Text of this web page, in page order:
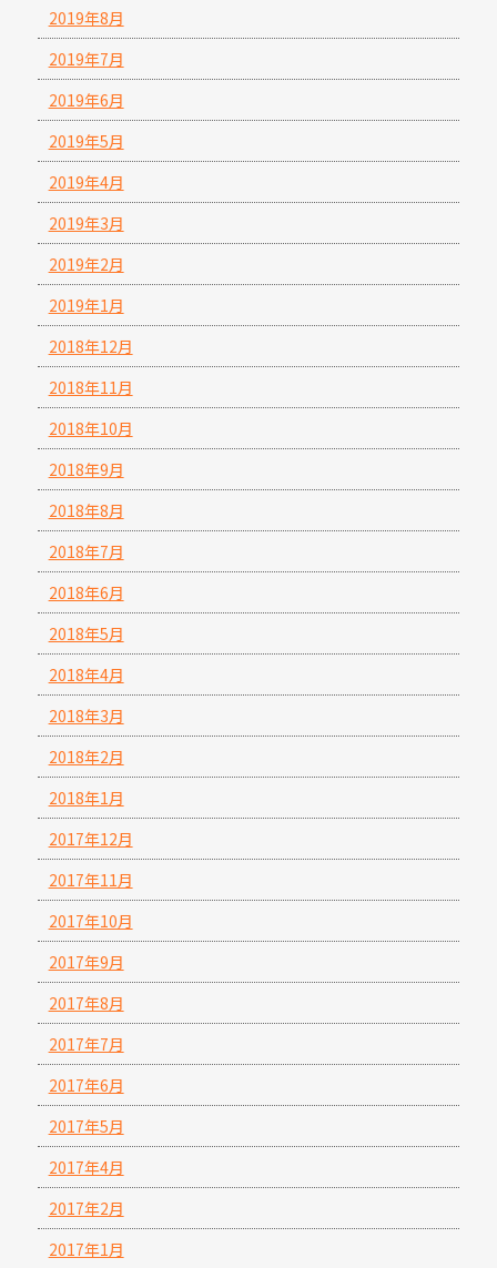
2019年8月
2019年7月
2019年6月
2019年5月
2019年4月
2019年3月
2019年2月
2019年1月
2018年12月
2018年11月
2018年10月
2018年9月
2018年8月
2018年7月
2018年6月
2018年5月
2018年4月
2018年3月
2018年2月
2018年1月
2017年12月
2017年11月
2017年10月
2017年9月
2017年8月
2017年7月
2017年6月
2017年5月
2017年4月
2017年2月
2017年1月